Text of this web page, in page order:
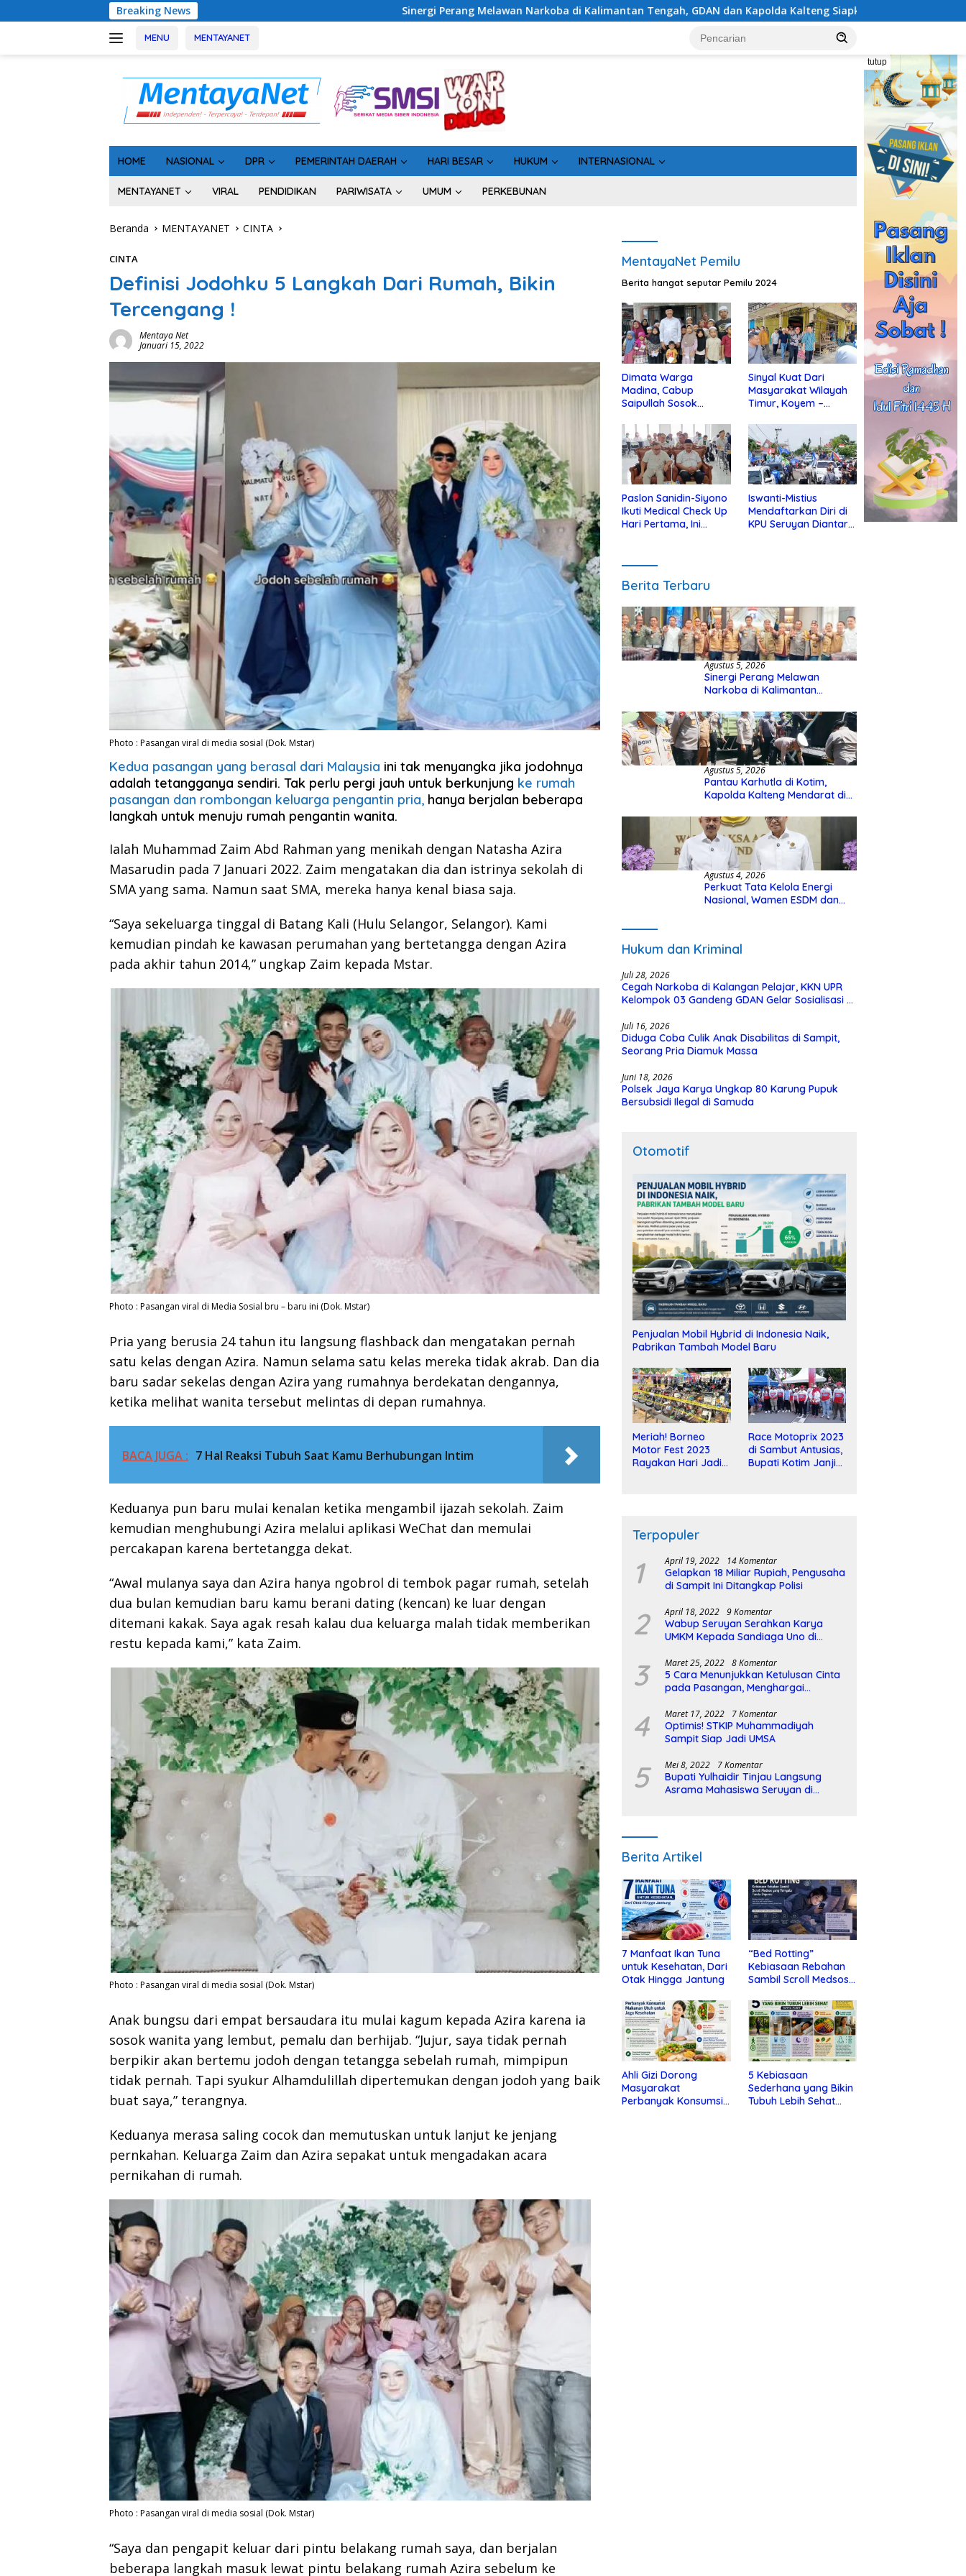
ke
Breaking News Sinergi Perang Melawan Narkoba di Kalimantan Tengah, GDAN dan Kapolda Kalteng Siapkan Deklarasi Akbar Pantau Karhutla di
MENU MENTAYANET
tutup
HOME NASIONAL DPR PEMERINTAH DAERAH HARI BESAR HUKUM INTERNASIONAL
MENTAYANET VIRAL PENDIDIKAN PARIWISATA UMUM PERKEBUNAN
Beranda MENTAYANET CINTA
CINTA
Definisi Jodohku 5 Langkah Dari Rumah, Bikin
Tercengang !
Mentaya Net
Januari 15, 2022
Photo : Pasangan viral di media sosial (Dok. Mstar)
Kedua pasangan yang berasal dari Malaysia ini tak menyangka jika jodohnya
adalah tetangganya sendiri. Tak perlu pergi jauh untuk berkunjung ke rumah
pasangan dan rombongan keluarga pengantin pria, hanya berjalan beberapa
langkah untuk menuju rumah pengantin wanita.
Ialah Muhammad Zaim Abd Rahman yang menikah dengan Natasha Azira
Masarudin pada 7 Januari 2022. Zaim mengatakan dia dan istrinya sekolah di
SMA yang sama. Namun saat SMA, mereka hanya kenal biasa saja.
“Saya sekeluarga tinggal di Batang Kali (Hulu Selangor, Selangor). Kami
kemudian pindah ke kawasan perumahan yang bertetangga dengan Azira
pada akhir tahun 2014,” ungkap Zaim kepada Mstar.
Photo : Pasangan viral di Media Sosial bru – baru ini (Dok. Mstar)
Pria yang berusia 24 tahun itu langsung flashback dan mengatakan pernah
satu kelas dengan Azira. Namun selama satu kelas mereka tidak akrab. Dan dia
baru sadar sekelas dengan Azira yang rumahnya berdekatan dengannya,
ketika melihat wanita tersebut melintas di depan rumahnya.
BACA JUGA : 7 Hal Reaksi Tubuh Saat Kamu Berhubungan Intim
Keduanya pun baru mulai kenalan ketika mengambil ijazah sekolah. Zaim
kemudian menghubungi Azira melalui aplikasi WeChat dan memulai
percakapan karena bertetangga dekat.
“Awal mulanya saya dan Azira hanya ngobrol di tembok pagar rumah, setelah
dua bulan kemudian baru kamu berani dating (kencan) ke luar dengan
ditemani kakak. Saya agak resah kalau dua keluarga malah tidak memberikan
restu kepada kami,” kata Zaim.
Photo : Pasangan viral di media sosial (Dok. Mstar)
Anak bungsu dari empat bersaudara itu mulai kagum kepada Azira karena ia
sosok wanita yang lembut, pemalu dan berhijab. “Jujur, saya tidak pernah
berpikir akan bertemu jodoh dengan tetangga sebelah rumah, mimpipun
tidak pernah. Tapi syukur Alhamdulillah dipertemukan dengan jodoh yang baik
buat saya,” terangnya.
Keduanya merasa saling cocok dan memutuskan untuk lanjut ke jenjang
pernkahan. Keluarga Zaim dan Azira sepakat untuk mengadakan acara
pernikahan di rumah.
Photo : Pasangan viral di media sosial (Dok. Mstar)
“Saya dan pengapit keluar dari pintu belakang rumah saya, dan berjalan
beberapa langkah masuk lewat pintu belakang rumah Azira sebelum ke
MentayaNet Pemilu
Berita hangat seputar Pemilu 2024
Dimata Warga
Madina, Cabup
Saipullah Sosok
Anak Yatim
Sinyal Kuat Dari
Masyarakat Wilayah
Timur, Koyem –
di Kotim
Paslon Sanidin-Siyono
Ikuti Medical Check Up
Hari Pertama, Ini
Iswanti-Mistius
Mendaftarkan Diri di
KPU Seruyan Diantar
Berita Terbaru
Agustus 5, 2026
Sinergi Perang Melawan
Narkoba di Kalimantan
Kalteng Siapkan Deklarasi
Akbar
Agustus 5, 2026
Pantau Karhutla di Kotim,
Kapolda Kalteng Mendarat di
Polisi
Agustus 4, 2026
Perkuat Tata Kelola Energi
Nasional, Wamen ESDM dan
Hukum dan Kriminal
Juli 28, 2026
Cegah Narkoba di Kalangan Pelajar, KKN UPR
Kelompok 03 Gandeng GDAN Gelar Sosialisasi di
Juli 16, 2026
Diduga Coba Culik Anak Disabilitas di Sampit,
Seorang Pria Diamuk Massa
Juni 18, 2026
Polsek Jaya Karya Ungkap 80 Karung Pupuk
Bersubsidi Ilegal di Samuda
Otomotif
Penjualan Mobil Hybrid di Indonesia Naik,
Pabrikan Tambah Model Baru
Meriah! Borneo
Motor Fest 2023
Rayakan Hari Jadi
Race Motoprix 2023
di Sambut Antusias,
Bupati Kotim Janji
Terpopuler
1 April 19, 2022 14 Komentar
Gelapkan 18 Miliar Rupiah, Pengusaha
di Sampit Ini Ditangkap Polisi
2 April 18, 2022 9 Komentar
Wabup Seruyan Serahkan Karya
UMKM Kepada Sandiaga Uno di
3 Maret 25, 2022 8 Komentar
5 Cara Menunjukkan Ketulusan Cinta
pada Pasangan, Menghargai
4 Maret 17, 2022 7 Komentar
Optimis! STKIP Muhammadiyah
Sampit Siap Jadi UMSA
5 Mei 8, 2022 7 Komentar
Bupati Yulhaidir Tinjau Langsung
Asrama Mahasiswa Seruyan di
Berita Artikel
7 Manfaat Ikan Tuna
untuk Kesehatan, Dari
Otak Hingga Jantung
“Bed Rotting”
Kebiasaan Rebahan
Sambil Scroll Medsos
Depresi
Ahli Gizi Dorong
Masyarakat
Perbanyak Konsumsi
5 Kebiasaan
Sederhana yang Bikin
Tubuh Lebih Sehat